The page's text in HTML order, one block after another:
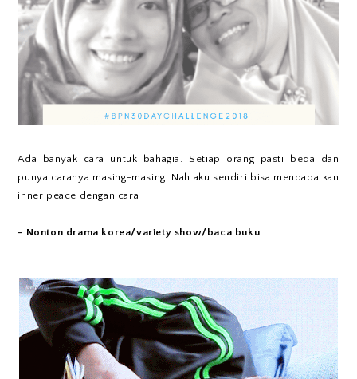
Ada banyak cara untuk bahagia. Setiap orang pasti beda dan
punya caranya masing-masing. Nah aku sendiri bisa mendapatkan
inner peace dengan cara
- Nonton drama korea/variety show/baca buku